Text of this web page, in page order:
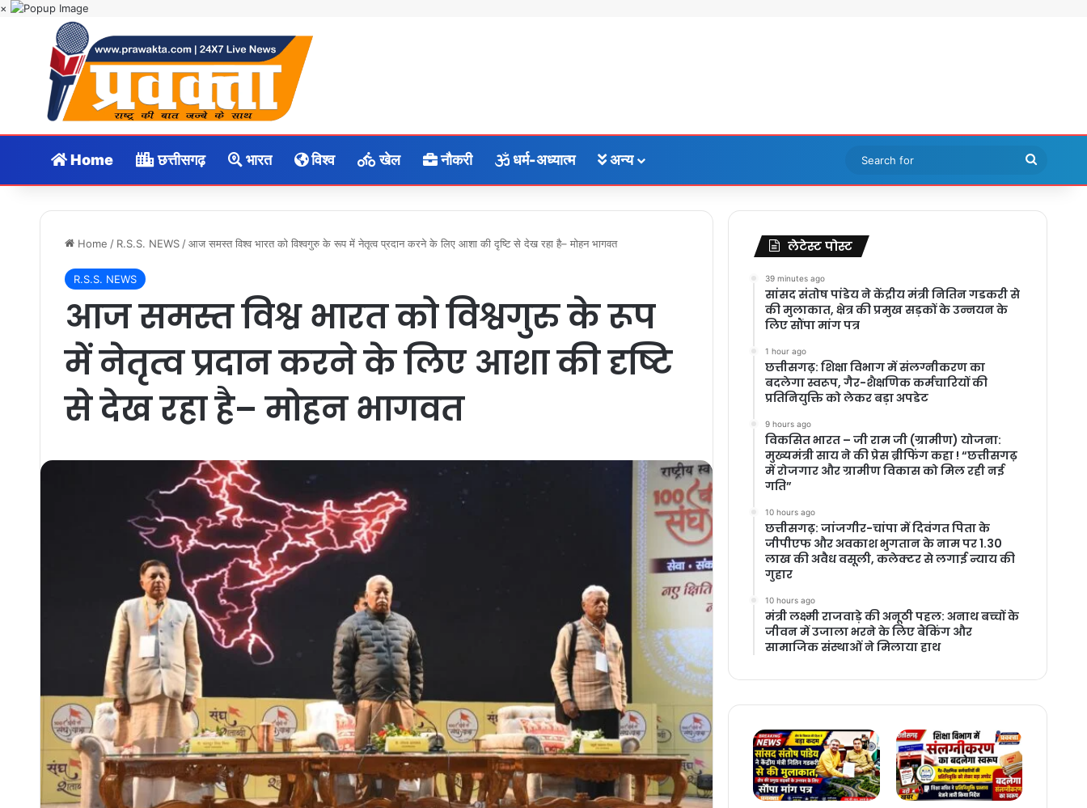
×
Home छत्तीसगढ़ भारत विश्व खेल नौकरी धर्म-अध्यात्म अन्य
Search
for
Home / R.S.S. NEWS / आज समस्त विश्व भारत को विश्वगुरु के रूप में नेतृत्व प्रदान करने के लिए आशा की दृष्टि से देख रहा है– मोहन भागवत
R.S.S. NEWS
आज समस्त विश्व भारत को विश्वगुरु के रूप
में नेतृत्व प्रदान करने के लिए आशा की दृष्टि
से देख रहा है– मोहन भागवत
लेटेस्ट पोस्ट
39 minutes ago
सांसद संतोष पांडेय ने केंद्रीय मंत्री नितिन गडकरी से
की मुलाकात, क्षेत्र की प्रमुख सड़कों के उन्नयन के
लिए सौंपा मांग पत्र
1 hour ago
छत्तीसगढ़: शिक्षा विभाग में संलग्नीकरण का
बदलेगा स्वरूप, गैर-शैक्षणिक कर्मचारियों की
प्रतिनियुक्ति को लेकर बड़ा अपडेट
9 hours ago
विकसित भारत – जी राम जी (ग्रामीण) योजना:
मुख्यमंत्री साय ने की प्रेस ब्रीफिंग कहा ! “छत्तीसगढ़
में रोजगार और ग्रामीण विकास को मिल रही नई
गति”
10 hours ago
छत्तीसगढ़: जांजगीर-चांपा में दिवंगत पिता के
जीपीएफ और अवकाश भुगतान के नाम पर 1.30
लाख की अवैध वसूली, कलेक्टर से लगाई न्याय की
गुहार
10 hours ago
मंत्री लक्ष्मी राजवाड़े की अनूठी पहल: अनाथ बच्चों के
जीवन में उजाला भरने के लिए बैंकिंग और
सामाजिक संस्थाओं ने मिलाया हाथ